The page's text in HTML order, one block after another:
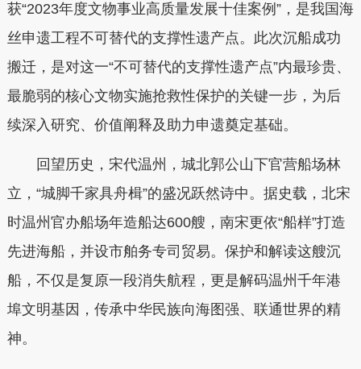
获“2023年度文物事业高质量发展十佳案例”，是我国海
丝申遗工程不可替代的支撑性遗产点。此次沉船成功
搬迁，是对这一“不可替代的支撑性遗产点”内最珍贵、
最脆弱的核心文物实施抢救性保护的关键一步，为后
续深入研究、价值阐释及助力申遗奠定基础。
回望历史，宋代温州，城北郭公山下官营船场林
立，“城脚千家具舟楫”的盛况跃然诗中。据史载，北宋
时温州官办船场年造船达600艘，南宋更依“船样”打造
先进海船，并设市舶务专司贸易。保护和解读这艘沉
船，不仅是复原一段消失航程，更是解码温州千年港
埠文明基因，传承中华民族向海图强、联通世界的精
神。